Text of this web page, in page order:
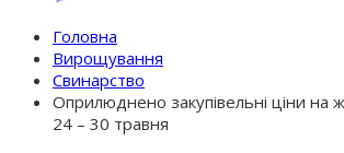
Головна
Вирощування
Свинарство
Оприлюднено закупівельні ціни на
24 – 30 травня